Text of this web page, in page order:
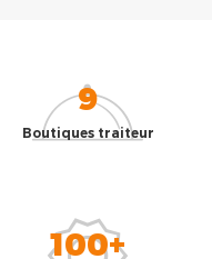
9
Boutiques traiteur
100+